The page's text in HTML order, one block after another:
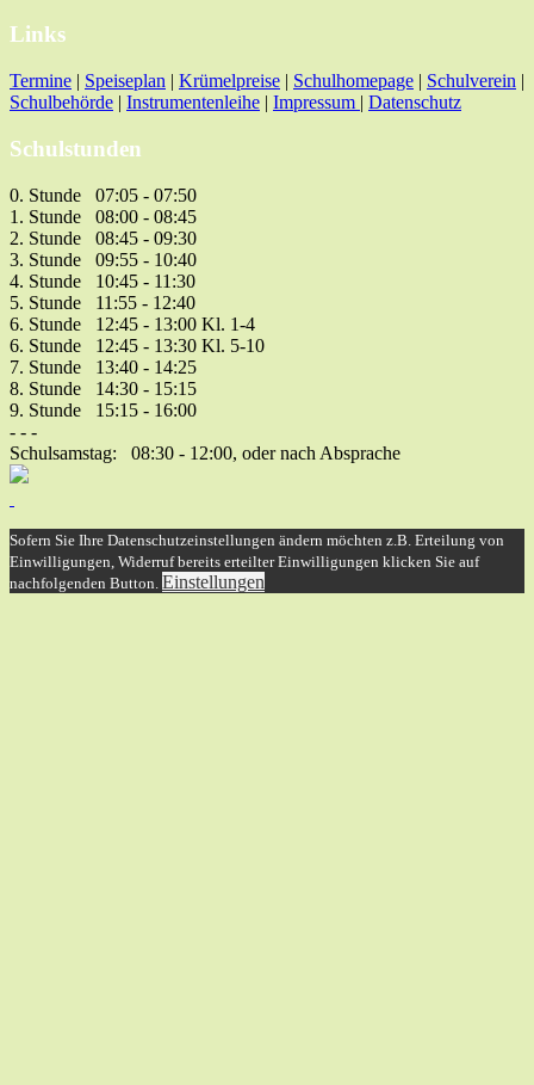
Links
Termine | Speiseplan | Krümelpreise | Schulhomepage | Schulverein |
Schulbehörde | Instrumentenleihe | Impressum | Datenschutz
Schulstunden
0. Stunde 07:05 - 07:50
1. Stunde 08:00 - 08:45
2. Stunde 08:45 - 09:30
3. Stunde 09:55 - 10:40
4. Stunde 10:45 - 11:30
5. Stunde 11:55 - 12:40
6. Stunde 12:45 - 13:00 Kl. 1-4
6. Stunde 12:45 - 13:30 Kl. 5-10
7. Stunde 13:40 - 14:25
8. Stunde 14:30 - 15:15
9. Stunde 15:15 - 16:00
- - -
Schulsamstag: 08:30 - 12:00, oder nach Absprache
Sofern Sie Ihre Datenschutzeinstellungen ändern möchten z.B. Erteilung von
Einwilligungen, Widerruf bereits erteilter Einwilligungen klicken Sie auf
nachfolgenden Button. Einstellungen